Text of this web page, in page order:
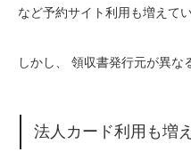
など予約サイト利用も増えて
しかし、 領収書発行元が異な
法人カード利用も増